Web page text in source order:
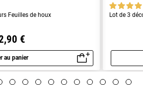
Feuilles de houx
€
au panier
Aperçu rapide
Lot de 3